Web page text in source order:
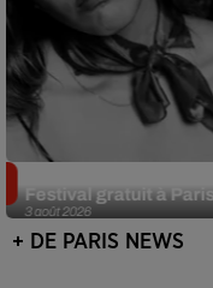
3 août 2026
Festival gratuit à Paris
+ DE PARIS NEWS